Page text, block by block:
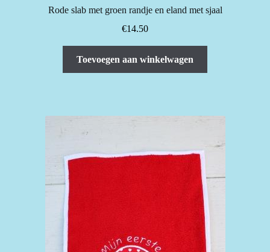
Rode slab met groen randje en eland met sjaal
€14.50
Toevoegen aan winkelwagen